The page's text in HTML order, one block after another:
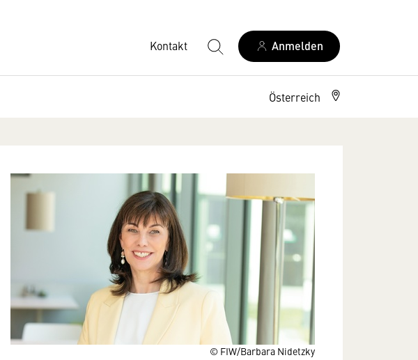
Kontakt Anmelden
Österreich
© FIW/Barbara Nidetzky